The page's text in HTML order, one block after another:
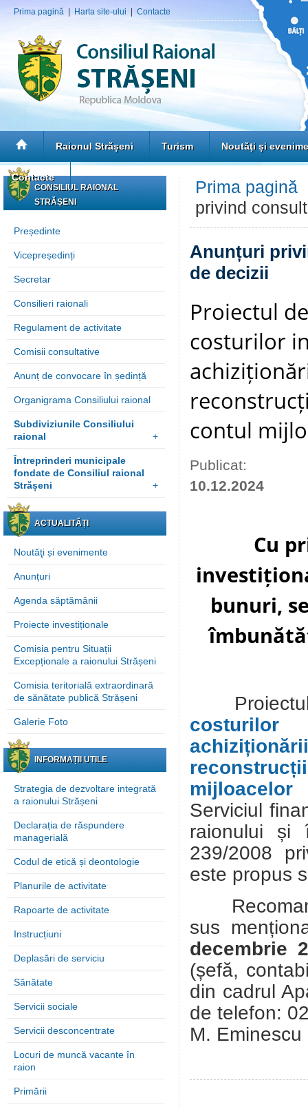
Prima pagină Harta site-ului Contacte
Raionul Strășeni Turism Noutăţi și
Contacte
CONSILIUL RAIONAL
STRĂȘENI
Președinte
Vicepreședinți
Secretar
Consilieri raionali
Regulament de activitate
Comisii consultative
Anunț de convocare în ședință
Organigrama Consiliului raional
Subdiviziunile Consiliului
raional
+
Întreprinderi municipale
fondate de Consiliul raional
Strășeni
+
ACTUALITĂȚI
Noutăţi și evenimente
Anunțuri
Agenda săptămânii
Proiecte investiționale
Comisia pentru Situații
Excepționale a raionului Strășeni
Comisia teritorială extraordinară
de sănătate publică Strășeni
Galerie Foto
INFORMAȚII UTILE
Strategia de dezvoltare integrată
a raionului Strășeni
Declarația de răspundere
managerială
Codul de etică și deontologie
Planurile de activitate
Rapoarte de activitate
Instrucțiuni
Deplasări de serviciu
Sănătate
Servicii sociale
Servicii desconcentrate
Locuri de muncă vacante în
raion
Primării
Prima pagină
privind
Anunțuri
de decizii
Proiectul
costurilor
contul
Publicat:
10.12.2024
Cu
bunuri,
mijloacelor
Serviciul
raionului și
239/2008
este propus
sus
decembrie
(șefă,
din cadrul
de telefon:
M. Eminescu